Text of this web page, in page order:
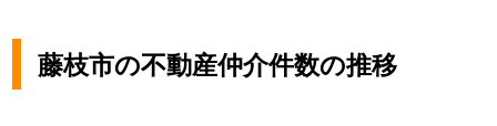
藤枝市の不動産仲介件数の推移